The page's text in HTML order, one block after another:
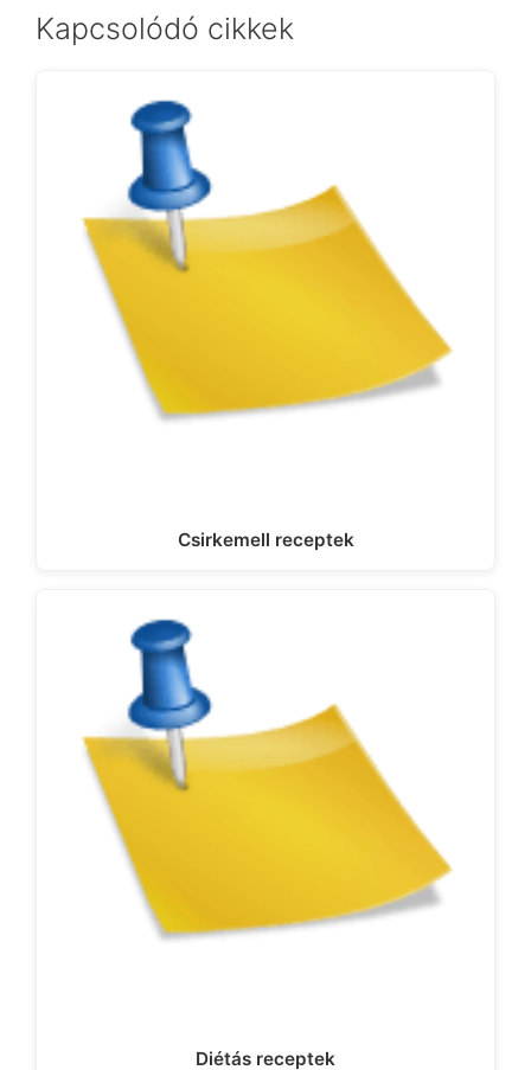
Kapcsolódó cikkek
Csirkemell receptek
Diétás receptek